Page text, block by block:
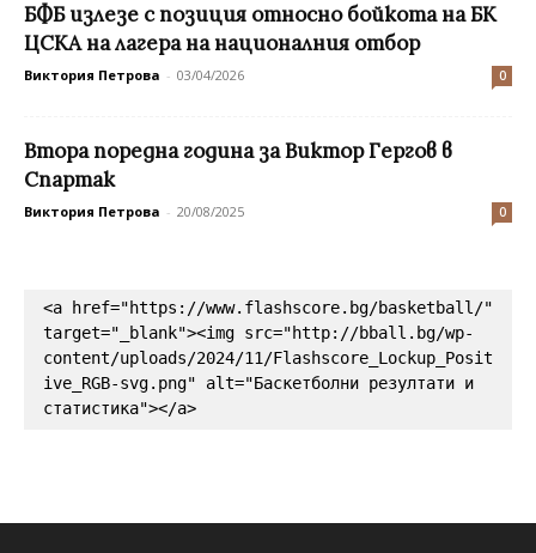
БФБ излезе с позиция относно бойкота на БК
ЦСКА на лагера на националния отбор
Виктория Петрова - 03/04/2026 0
Втора поредна година за Виктор Гергов в
Спартак
Виктория Петрова - 20/08/2025 0
<a href="https://www.flashscore.bg/basketball/"
target="_blank"><img src="http://bball.bg/wp-
content/uploads/2024/11/Flashscore_Lockup_Posit
ive_RGB-svg.png" alt="Баскетболни резултати и
статистика"></a>